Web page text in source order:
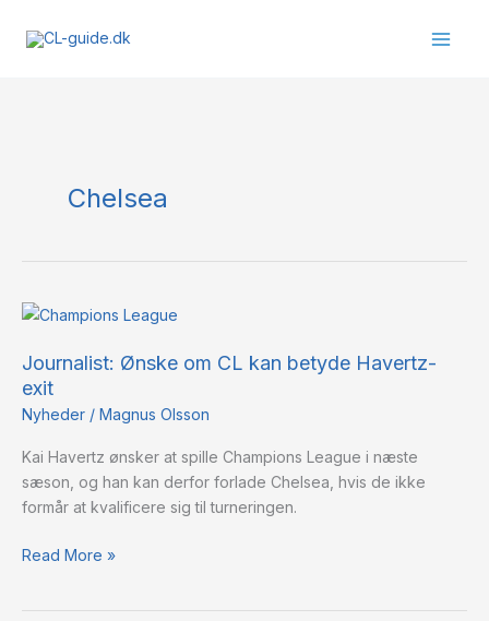
Chelsea
Journalist: Ønske om CL kan betyde Havertz-
exit
Nyheder / Magnus Olsson
Kai Havertz ønsker at spille Champions League i næste
sæson, og han kan derfor forlade Chelsea, hvis de ikke
formår at kvalificere sig til turneringen.
Journalist:
om
CL
kan
Havertz-
exit
Read More »